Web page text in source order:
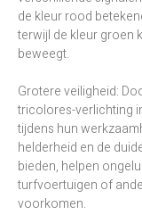
de kleur rood
terwijl de kleur groen
beweegt.
Grotere veiligheid:
tricolores-verlichting
tijdens hun
helderheid en de
bieden, helpen
turfvoertuigen of
voorkomen.